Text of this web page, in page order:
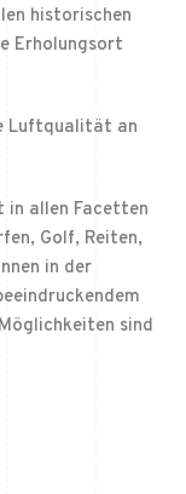
historischen
Erholungsort
Luftqualität an
in allen Facetten
Golf, Reiten,
in der
sind